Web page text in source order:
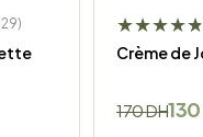
★★★★★
★
Crème de
170DH130